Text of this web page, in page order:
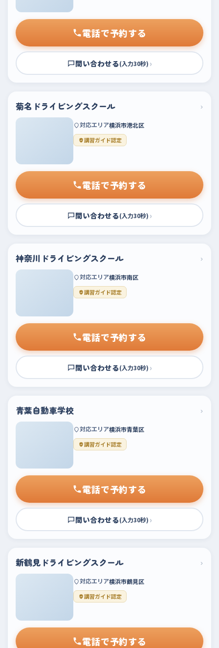
電話で予約する
問い合わせる(入力30秒) ›
菊名ドライビングスクール ›
対応エリア横浜市港北区
講習ガイド認定
電話で予約する
問い合わせる(入力30秒) ›
神奈川ドライビングスクール ›
対応エリア横浜市南区
講習ガイド認定
電話で予約する
問い合わせる(入力30秒) ›
青葉自動車学校 ›
対応エリア横浜市青葉区
講習ガイド認定
電話で予約する
問い合わせる(入力30秒) ›
新鶴見ドライビングスクール ›
対応エリア横浜市鶴見区
講習ガイド認定
電話で予約する